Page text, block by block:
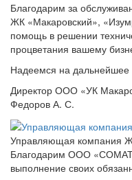
Благодарим за
ЖК «Макаровский»,
помощь в решении
процветания вашему
Надеемся на дальнейшее
Директор ООО «УК
Федоров А. С.
Управляющая компания
Благодарим ООО
выполнение своих